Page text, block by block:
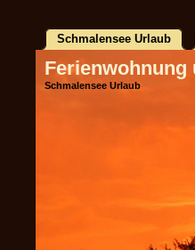
Schmalensee Urlaub
Ferienwohnung
Schmalensee Urlaub